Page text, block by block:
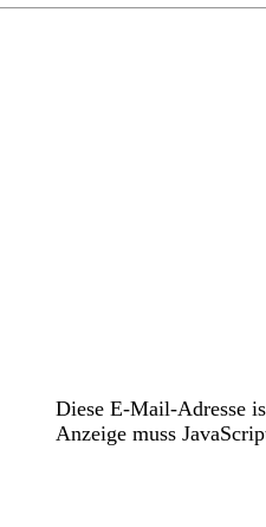
Diese E-Mail-Adresse
Anzeige muss